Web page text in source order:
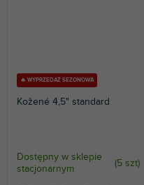
🔥 WYPRZEDAŻ SEZONOWA
Kožené 4,5" standard
Dostępny w sklepie
stacjonarnym
(5 szt)